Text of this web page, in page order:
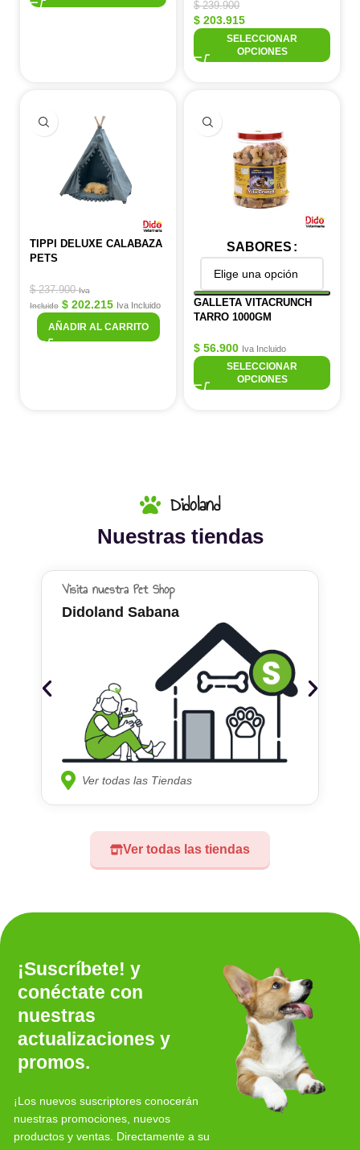
$239.900
$ 203.915
SELECCIONAR
OPCIONES
TIPPI DELUXE CALABAZA
PETS
$237.900 Iva
Incluido $ 202.215 Iva Incluido
AÑADIR AL CARRITO
SABORES
GALLETA VITACRUNCH
TARRO 1000GM
$ 56.900 Iva Incluido
SELECCIONAR
OPCIONES
Didoland
Nuestras tiendas
Ver todas las tiendas
Visita nuestra Pet Shop
Didoland Sabana
Ver todas las Tiendas
¡Suscríbete! y
conéctate con
nuestras
actualizaciones y
promos.
¡Los nuevos suscriptores conocerán
nuestras promociones, nuevos
productos y ventas. Directamente a su